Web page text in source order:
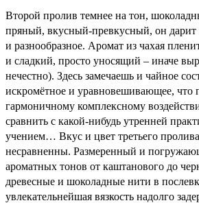
Второй пролив темнее на тон,
пряный, вкусный-превкусный, он дарит
и разнообразное. Аромат из чахая
и сладкий, просто уносящий – иначе
нечестно). Здесь замечаешь и чайное
искромётное и уравновешивающее, что
гармоничному комплексному
сравнить с какой-нибудь утренней
учением… Вкус и цвет третьего
несравненны. Размеренный и
ароматных тонов от каштанового до
древесные и шоколадные нити в
увлекательнейшая вязкость надолго